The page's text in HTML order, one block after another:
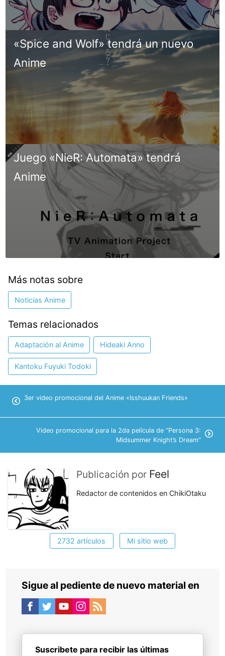
«Spice and Wolf» tendrá un nuevo
Anime
Juego «NieR: Automata» tendrá
Anime
Más notas sobre
Noticias Anime
Temas relacionados
Adaptación al Anime Hideaki Anno
Kantoku Fuyuki Todoki
3er video promocional del Anime «Isshuukan Friends»
Video promocional para la 2da película de “Persona 3:
Midsummer Knight’s Dream”
Publicación por Feel
Redactor de contenidos en ChikiOtaku
2732 artículos Mi sitio web
Sigue al pediente de nuevo material en
Suscribete para recibir las últimas